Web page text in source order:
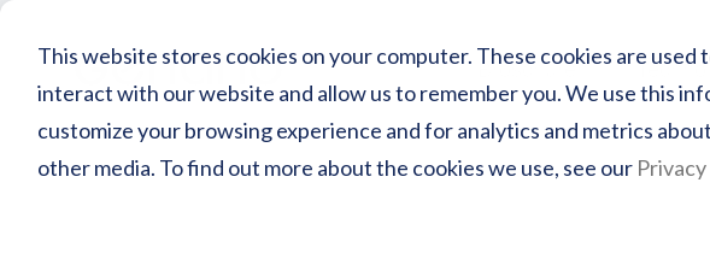
This website stores cookies on your computer. These cookies are
interact with our website and allow us to remember you. We use this
customize your browsing experience and for analytics and metrics
other media. To find out more about the cookies we use, see our
Broschüren